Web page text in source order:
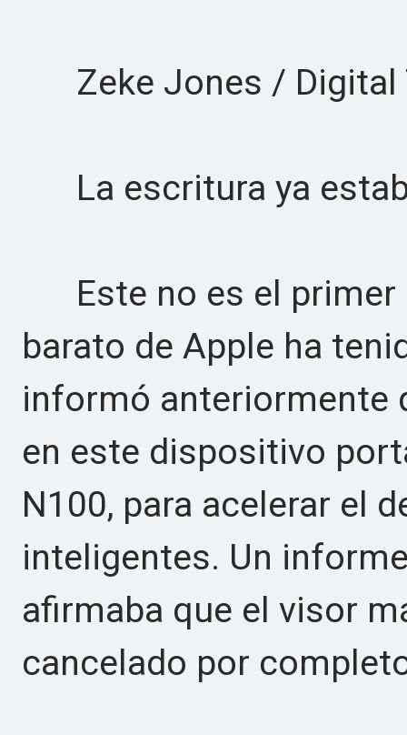
Zeke Jones / Digital
La escritura ya
Este no es el primer
barato de Apple ha
informó anteriormente
en este dispositivo
N100, para acelerar el
inteligentes. Un
afirmaba que el visor
cancelado por